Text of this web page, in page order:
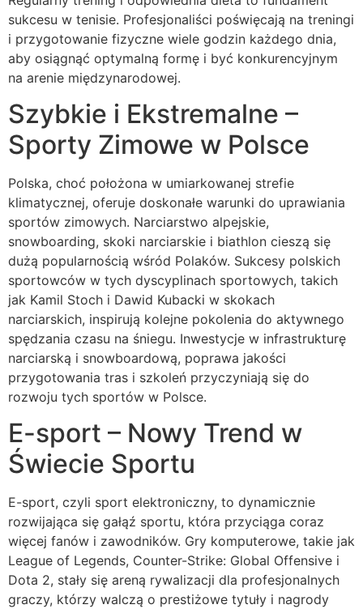
sukcesu w tenisie. Profesjonaliści poświęcają na treningi
i przygotowanie fizyczne wiele godzin każdego dnia,
aby osiągnąć optymalną formę i być konkurencyjnym
na arenie międzynarodowej.
Szybkie i Ekstremalne –
Sporty Zimowe w Polsce
Polska, choć położona w umiarkowanej strefie
klimatycznej, oferuje doskonałe warunki do uprawiania
sportów zimowych. Narciarstwo alpejskie,
snowboarding, skoki narciarskie i biathlon cieszą się
dużą popularnością wśród Polaków. Sukcesy polskich
sportowców w tych dyscyplinach sportowych, takich
jak Kamil Stoch i Dawid Kubacki w skokach
narciarskich, inspirują kolejne pokolenia do aktywnego
spędzania czasu na śniegu. Inwestycje w infrastrukturę
narciarską i snowboardową, poprawa jakości
przygotowania tras i szkoleń przyczyniają się do
rozwoju tych sportów w Polsce.
E-sport – Nowy Trend w
Świecie Sportu
E-sport, czyli sport elektroniczny, to dynamicznie
rozwijająca się gałąź sportu, która przyciąga coraz
więcej fanów i zawodników. Gry komputerowe, takie jak
League of Legends, Counter-Strike: Global Offensive i
Dota 2, stały się areną rywalizacji dla profesjonalnych
graczy, którzy walczą o prestiżowe tytuły i nagrody